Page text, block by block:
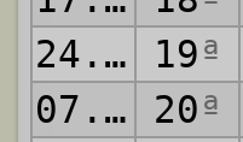
24.01.1982
19ª
07.02.1982
20ª